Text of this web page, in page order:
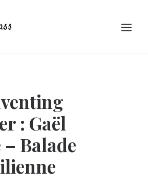
PRIVACY POLICY
: Gaël
– Balade